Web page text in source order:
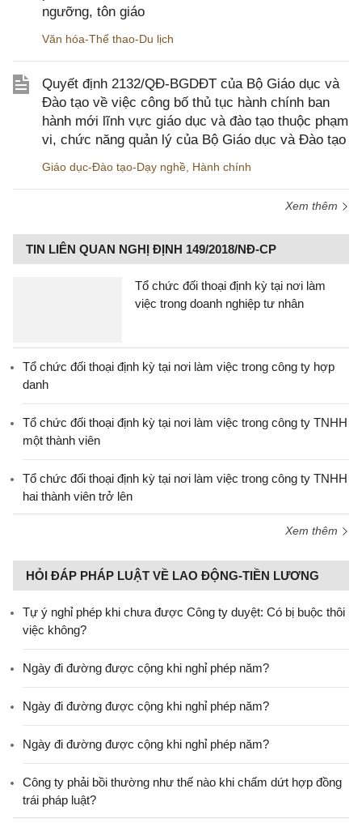
ngưỡng, tôn giáo
Văn hóa-Thể thao-Du lịch
Quyết định 2132/QĐ-BGDĐT của Bộ Giáo dục và
Đào tạo về việc công bố thủ tục hành chính ban
hành mới lĩnh vực giáo dục và đào tạo thuộc phạm
vi, chức năng quản lý của Bộ Giáo dục và Đào tạo
Giáo dục-Đào tạo-Dạy nghề Hành chính
Xem thêm
TIN LIÊN QUAN NGHỊ ĐỊNH 149/2018/NĐ-CP
Tổ chức đối thoại định kỳ tại nơi làm
việc trong doanh nghiệp tư nhân
Tổ chức đối thoại định kỳ tại nơi làm việc trong công ty hợp
danh
Tổ chức đối thoại định kỳ tại nơi làm việc trong công ty TNHH
một thành viên
Tổ chức đối thoại định kỳ tại nơi làm việc trong công ty TNHH
hai thành viên trở lên
Xem thêm
HỎI ĐÁP PHÁP LUẬT VỀ LAO ĐỘNG-TIỀN LƯƠNG
Tự ý nghỉ phép khi chưa được Công ty duyệt: Có bị buộc thôi
việc không?
Ngày đi đường được cộng khi nghỉ phép năm?
Ngày đi đường được cộng khi nghỉ phép năm?
Ngày đi đường được cộng khi nghỉ phép năm?
Công ty phải bồi thường như thế nào khi chấm dứt hợp đồng
trái pháp luật?